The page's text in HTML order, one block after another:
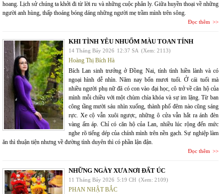
hoang. Lịch sử chúng ta khởi đi từ lời ru và những cuộc phân ly. Giữa huyền thoại về những
người anh hùng, thấp thoáng bóng dáng những người mẹ trầm mình trên sông.
Đọc thêm
KHI TÌNH YÊU NHUỐM MÀU TOAN TÍNH
14 Tháng Bảy 2026 12:37 SA (Xem: 2113)
Hoàng Thị Bích Hà
Bích Lan sinh trưởng ở Đồng Nai, tính tình hiền lành và có
ngoại hình dễ nhìn. Năm nay bốn mươi tuổi. Ở cái tuổi mà
nhiều người phụ nữ đã có con vào đại học, cô trở về căn hộ của
mình mỗi chiều với một chùm chìa khóa và sự im lặng. Từ ban
công tầng mười sáu nhìn xuống, thành phố đêm nào cũng sáng
rực. Xe cộ vẫn xuôi ngược, những ô cửa vẫn hắt ra ánh đèn
vàng ấm áp. Chỉ có căn hộ của Lan, nhiều lúc rộng đến mức
nghe rõ tiếng dép của chính mình trên nền gạch. Sự nghiệp làm
ăn thì thuận tiện nhưng về đường tình duyên thì có phần lận đận.
Đọc thêm
NHỮNG NGÀY XƯA NƠI ĐẤT ÚC
11 Tháng Bảy 2026 5:19 CH (Xem: 2109)
PHAN NHẬT BẮC